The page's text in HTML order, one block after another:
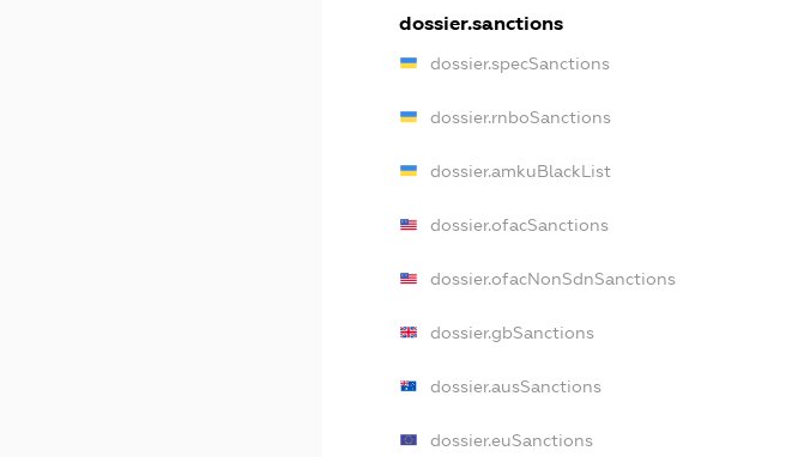
dossier.sanctions
dossier.specSanctions
dossier.rnboSanctions
dossier.amkuBlackList
dossier.ofacSanctions
dossier.ofacNonSdnSanctions
dossier.gbSanctions
dossier.ausSanctions
dossier.euSanctions